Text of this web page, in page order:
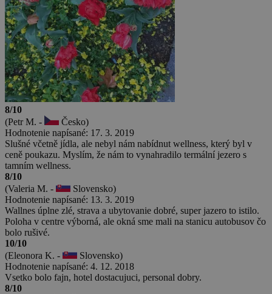
8/10
(Petr M. -
Česko)
Hodnotenie napísané: 17. 3. 2019
Slušné včetně jídla, ale nebyl nám nabídnut wellness, který byl v
ceně poukazu. Myslím, že nám to vynahradilo termální jezero s
tamním wellness.
8/10
(Valeria M. -
Slovensko)
Hodnotenie napísané: 13. 3. 2019
Wallnes úplne zlé, strava a ubytovanie dobré, super jazero to istilo.
Poloha v centre výborná, ale okná sme mali na stanicu autobusov čo
bolo rušivé.
10/10
(Eleonora K. -
Slovensko)
Hodnotenie napísané: 4. 12. 2018
Vsetko bolo fajn, hotel dostacujuci, personal dobry.
8/10